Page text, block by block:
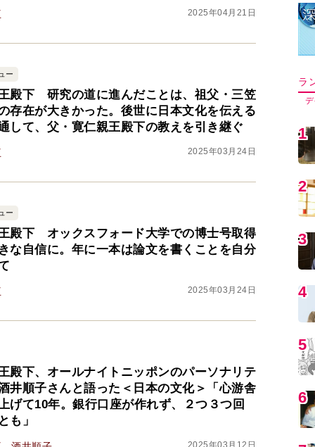
2025年04月21日
ー
殿下 研究の道に進んだことは、祖父・三笠
存在が大きかった。後世に日本文化を伝える
して、父・寛仁親王殿下の教えを引き継ぐ
2025年03月24日
ー
殿下 オックスフォード大学での博士号取得
な自信に。年に一本は論文を書くことを自分
2025年03月24日
殿下、オールナイトニッポンのパーソナリテ
井順子さんと語った＜日本の文化＞「心游舎
げて10年。銀行口座が作れず、２つ３つ回
も」
2025年03月12日
ラ
1
2
3
4
5
6